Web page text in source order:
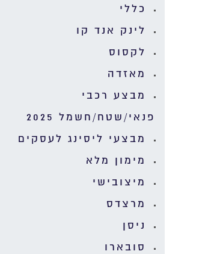
כללי
לינק אנד קו
לקסוס
מאזדה
מבצע רכבי
פנאי/שטח/חשמל 2025
מבצעי ליסינג לעסקים
מימון מלא
מיצובישי
מרצדס
ניסן
סובארו